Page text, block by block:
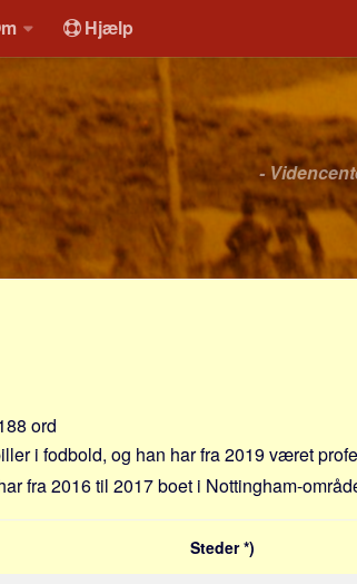
Hjælp
-
ord
i fodbold, og han har fra 2019 været
fra 2016 til 2017 boet i Nottingham-
Steder *)